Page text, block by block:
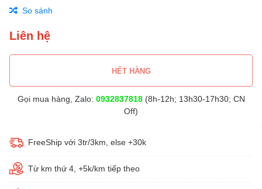
So sánh
Liên hệ
HẾT HÀNG
Gọi mua hàng, Zalo: 0932837818(8h-12h; 13h30-17h30; CN
Off)
FreeShip với 3tr/3km, else +30k
Từ km thứ 4, +5k/km tiếp theo